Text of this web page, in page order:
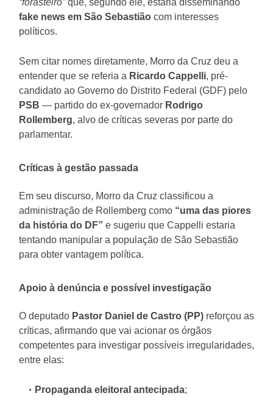
“forasteiro”que, segundo ele, estaria disseminando
fake news em São Sebastião com interesses
políticos.
Sem citar nomes diretamente, Morro da Cruz deu a
entender que se referia a Ricardo Cappelli, pré-
candidato ao Governo do Distrito Federal (GDF) pelo
PSB — partido do ex-governador Rodrigo
Rollemberg, alvo de críticas severas por parte do
parlamentar.
Críticas à gestão passada
Em seu discurso, Morro da Cruz classificou a
administração de Rollemberg como “uma das piores
da história do DF” e sugeriu que Cappelli estaria
tentando manipular a população de São Sebastião
para obter vantagem política.
Apoio à denúncia e possível investigação
O deputado Pastor Daniel de Castro (PP) reforçou as
críticas, afirmando que vai acionar os órgãos
competentes para investigar possíveis irregularidades,
entre elas:
Propaganda eleitoral antecipada;